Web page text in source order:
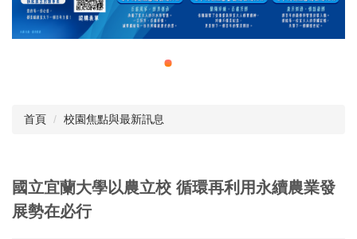
首頁 校園焦點與最新訊息
國立宜蘭大學以農立校 循環再利用永續農業發
展勢在必行